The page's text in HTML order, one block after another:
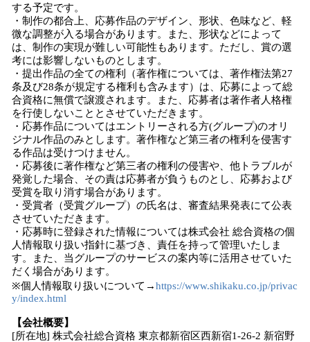
する予定です。
・制作の都合上、応募作品のデザイン、形状、色味など、軽
微な調整が入る場合があります。また、形状などによって
は、制作の実現が難しい可能性もあります。ただし、賞の選
考には影響しないものとします。
・提出作品の全ての権利（著作権については、著作権法第27
条及び28条が規定する権利も含みます）は、応募によって総
合資格に無償で譲渡されます。また、応募者は著作者人格権
を行使しないこととさせていただきます。
・応募作品についてはエントリーされる方(グループ)のオリ
ジナル作品のみとします。著作権など第三者の権利を侵害す
る作品は受けつけません。
・応募後に著作権など第三者の権利の侵害や、他トラブルが
発覚した場合、その責は応募者が負うものとし、応募および
受賞を取り消す場合があります。
・受賞者（受賞グループ）の氏名は、審査結果発表にて公表
させていただきます。
・応募時に登録された情報については株式会社 総合資格の個
人情報取り扱い指針に基づき、責任を持って管理いたしま
す。また、当グループのサービスの案内等に活用させていた
だく場合があります。
※個人情報取り扱いについて→https://www.shikaku.co.jp/privac
y/index.html
【会社概要】
[所在地] 株式会社総合資格 東京都新宿区西新宿1-26-2 新宿野